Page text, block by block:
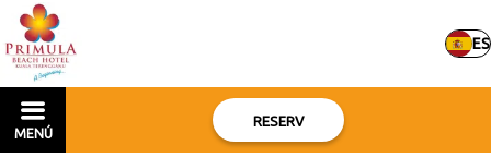
ES
MENÚ
RESERV